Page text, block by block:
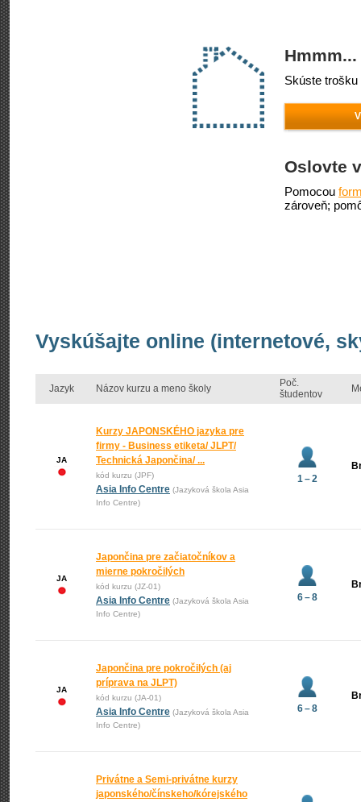
Skúste
Oslovte
Pomocou
zároveň;
Vyskúšajte online (internetové,
Jazyk Názov kurzu a meno školy
Poč.
študentov
JA
Kurzy JAPONSKÉHO jazyka pre
firmy - Business etiketa/ JLPT/
Technická Japončina/ ...
kód kurzu (JPF)
Asia Info Centre (Jazyková škola Asia
Info Centre)
1 – 2
JA
Japončina pre začiatočníkov a
mierne pokročilých
kód kurzu (JZ-01)
Asia Info Centre (Jazyková škola Asia
Info Centre)
6 – 8
JA
Japončina pre pokročilých (aj
príprava na JLPT)
kód kurzu (JA-01)
Asia Info Centre (Jazyková škola Asia
Info Centre)
6 – 8
Privátne a Semi-privátne kurzy
japonského/čínskeho/kórejského